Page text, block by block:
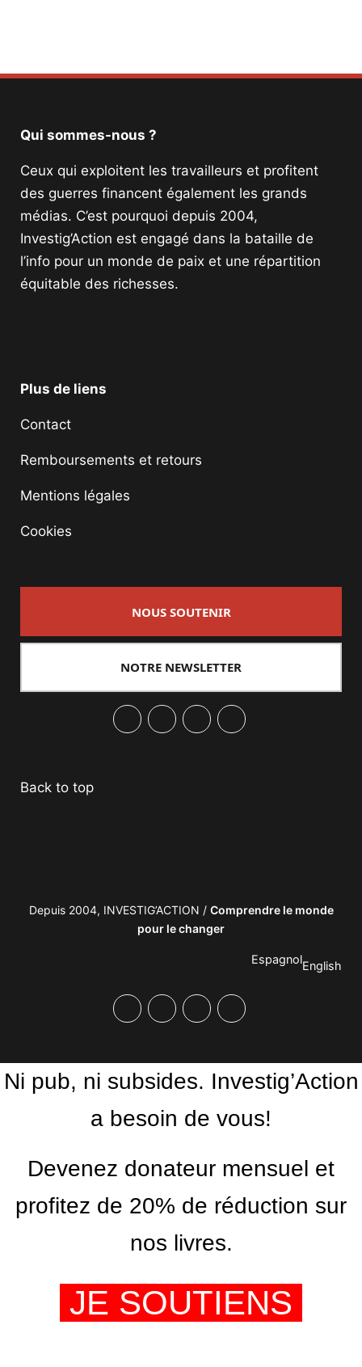
Qui sommes-nous ?
Ceux qui exploitent les travailleurs et profitent
des guerres financent également les grands
médias. C’est pourquoi depuis 2004,
Investig’Action est engagé dans la bataille de
l’info pour un monde de paix et une répartition
équitable des richesses.
Plus de liens
Contact
Remboursements et retours
Mentions légales
Cookies
NOUS SOUTENIR
NOTRE NEWSLETTER
Back to top
Depuis 2004, INVESTIG’ACTION / Comprendre le monde
pour le changer
EspagnolEnglish
Ni pub, ni subsides. Investig’Action
a besoin de vous!
Devenez donateur mensuel et
profitez de 20% de réduction sur
nos livres.
JE SOUTIENS